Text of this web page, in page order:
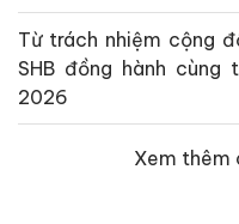
Từ trách nhiệm cộng
SHB đồng hành cùng
2026
Xem thêm